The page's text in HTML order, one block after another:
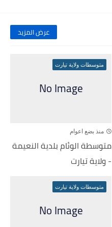
عرض المزيد
متوسطات ولاية تيارت
منذ بضع اعوام
متوسطة الوئام بلدية النعيمة
- ولاية تيارت
متوسطات ولاية تيارت